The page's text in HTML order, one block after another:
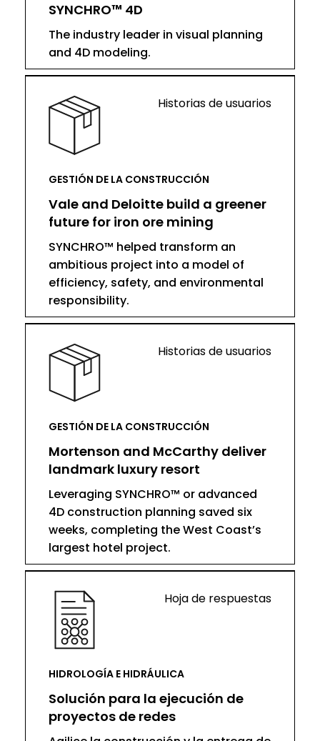
SYNCHRO™ 4D
The industry leader in visual planning
and 4D modeling.
Historias de usuarios
GESTIÓN DE LA CONSTRUCCIÓN
Vale and Deloitte build a greener
future for iron ore mining
SYNCHRO™ helped transform an
ambitious project into a model of
efficiency, safety, and environmental
responsibility.
Historias de usuarios
GESTIÓN DE LA CONSTRUCCIÓN
Mortenson and McCarthy deliver
landmark luxury resort
Leveraging SYNCHRO™ or advanced
4D construction planning saved six
weeks, completing the West Coast’s
largest hotel project.
Hoja de respuestas
HIDROLOGÍA E HIDRÁULICA
Solución para la ejecución de
proyectos de redes